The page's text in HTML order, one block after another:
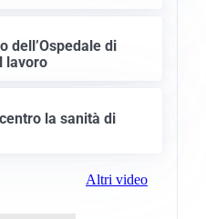
dell’Ospedale di
lavoro
la sanità di
Altri video